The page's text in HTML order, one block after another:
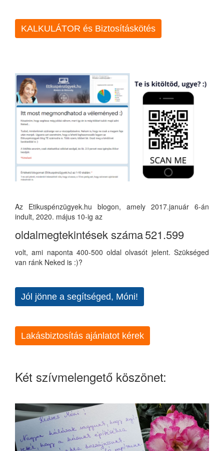
KALKULÁTOR és Biztosításkötés
Az Etikuspénzügyek.hu blogon, amely 2017.január 6-án
indult, 2020. május 10-ig az
oldalmegtekintések száma521.599
volt, ami naponta 400-500 oldal olvasót jelent. Szükséged
van ránk Neked is :)?
Jól jönne a segítséged, Móni!
Lakásbiztosítás ajánlatot kérek
Két szívmelengető köszönet: